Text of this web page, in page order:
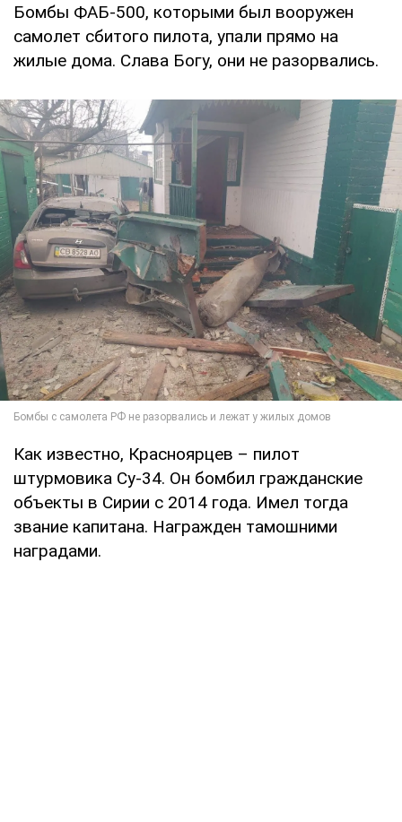
Бомбы ФАБ-500, которыми был вооружен
самолет сбитого пилота, упали прямо на
жилые дома. Слава Богу, они не разорвались.
Как известно, Красноярцев – пилот
штурмовика Су-34. Он бомбил гражданские
объекты в Сирии с 2014 года. Имел тогда
звание капитана. Награжден тамошними
наградами.